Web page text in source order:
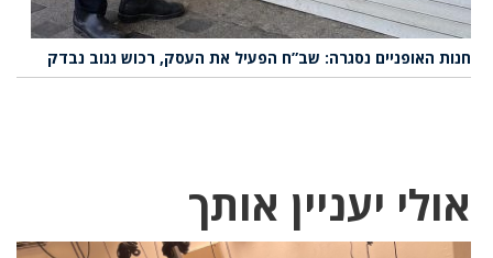
חנות האופניים נסגרה: שב”ח הפעיל את העסק, רכוש גנוב נבדק
אולי יעניין אותך